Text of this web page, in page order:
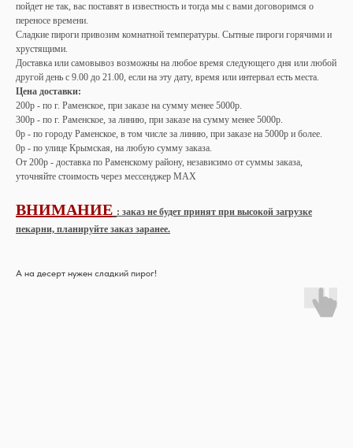
пойдет не так, вас поставят в известность и тогда мы с вами договоримся о
переносе времени.
Сладкие пироги привозим комнатной температуры. Сытные пироги горячими и
хрустящими.
Доставка или самовывоз возможны на любое время следующего дня или любой
другой день с 9.00 до 21.00, если на эту дату, время или интервал есть места.
Цена доставки:
200р - по г. Раменское, при заказе на сумму менее 5000р.
300р - по г. Раменское, за линию, при заказе на сумму менее 5000р.
0р - по городу Раменское, в том числе за линию, при заказе на 5000р и более.
0р - по улице Крымская, на любую сумму заказа.
От 200р - доставка по Раменскому району, независимо от суммы заказа,
уточняйте стоимость через мессенджер MAX
ВНИМАНИЕ : заказ не будет принят при высокой загрузке
пекарни, планируйте заказ заранее.
А на десерт нужен сладкий пирог!